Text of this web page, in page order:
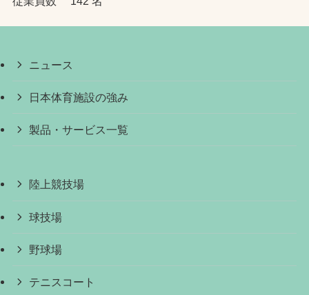
ニュース
日本体育施設の強み
製品・サービス一覧
陸上競技場
球技場
野球場
テニスコート